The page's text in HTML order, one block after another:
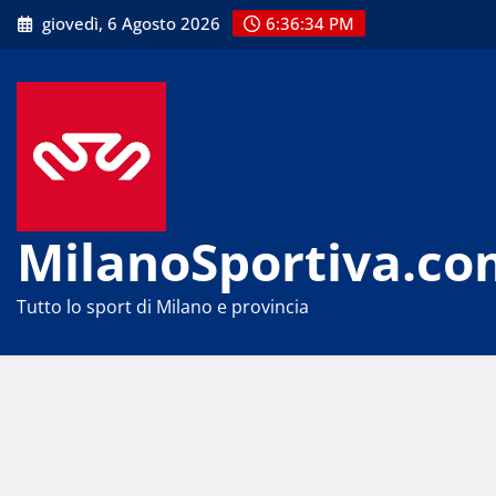
Skip
to
giovedì, 6 Agosto 2026 6:36:34 PM
Tutto lo sport di Milano e provincia